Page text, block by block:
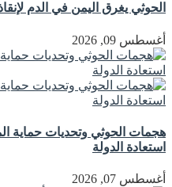
الحوثي يغرق اليمن في الدم
أغسطس 09, 2026
هجمات الحوثي وتحديات حماية
استعادة الدولة
أغسطس 07, 2026